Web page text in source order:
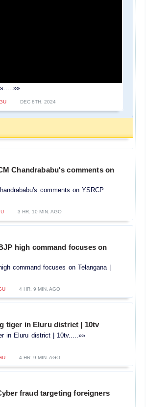
DEC 8TH, 2024
Chandrababu's comments on
comments on YSRCP
3 HR. 10 MIN. AGO
high command focuses on
focuses on Telangana |
4 HR. 9 MIN. AGO
tiger in Eluru district | 10tv
in Eluru district | 10tv.....»»
4 HR. 9 MIN. AGO
​​fraud targeting foreigners